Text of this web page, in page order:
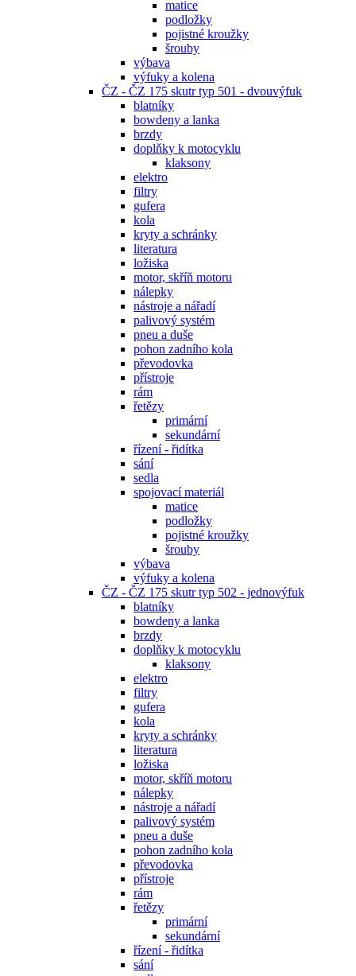
matice
podložky
pojistné kroužky
šrouby
výbava
výfuky a kolena
ČZ - ČZ 175 skutr typ 501 - dvouvýfuk
blatníky
bowdeny a lanka
brzdy
doplňky k motocyklu
klaksony
elektro
filtry
gufera
kola
kryty a schránky
literatura
ložiska
motor, skříň motoru
nálepky
nástroje a nářadí
palivový systém
pneu a duše
pohon zadního kola
převodovka
přístroje
rám
řetězy
primární
sekundární
řízení - řidítka
sání
sedla
spojovací materiál
matice
podložky
pojistné kroužky
šrouby
výbava
výfuky a kolena
ČZ - ČZ 175 skutr typ 502 - jednovýfuk
blatníky
bowdeny a lanka
brzdy
doplňky k motocyklu
klaksony
elektro
filtry
gufera
kola
kryty a schránky
literatura
ložiska
motor, skříň motoru
nálepky
nástroje a nářadí
palivový systém
pneu a duše
pohon zadního kola
převodovka
přístroje
rám
řetězy
primární
sekundární
řízení - řidítka
sání